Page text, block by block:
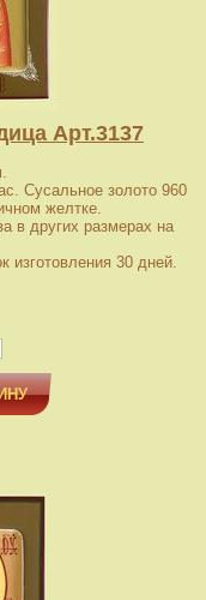
Арт.3137
Сусальное золото 960
желтке.
в других размерах на
изготовления 30 дней.